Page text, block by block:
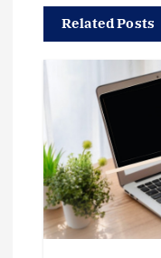
c
n
d
Related Posts